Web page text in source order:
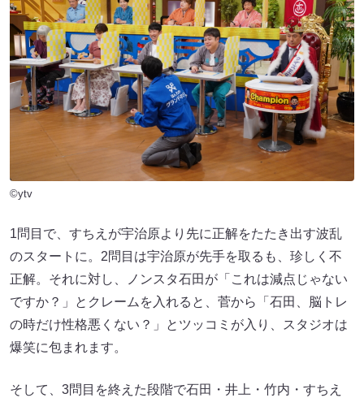
©ytv
1問目で、すちえが宇治原より先に正解をたたき出す波乱
のスタートに。2問目は宇治原が先手を取るも、珍しく不
正解。それに対し、ノンスタ石田が「これは減点じゃない
ですか？」とクレームを入れると、菅から「石田、脳トレ
の時だけ性格悪くない？」とツッコミが入り、スタジオは
爆笑に包まれます。
そして、3問目を終えた段階で石田・井上・竹内・すちえ